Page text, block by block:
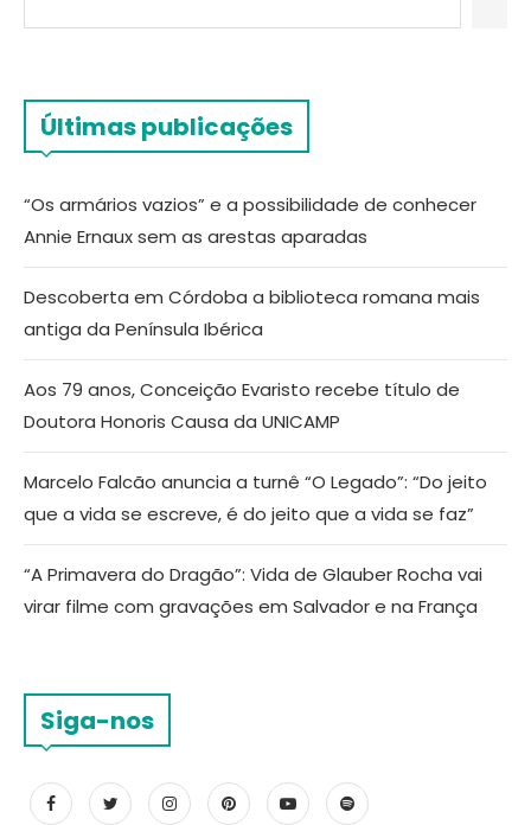
Últimas publicações
“Os armários vazios” e a possibilidade de conhecer
Annie Ernaux sem as arestas aparadas
Descoberta em Córdoba a biblioteca romana mais
antiga da Península Ibérica
Aos 79 anos, Conceição Evaristo recebe título de
Doutora Honoris Causa da UNICAMP
Marcelo Falcão anuncia a turnê “O Legado”: “Do jeito
que a vida se escreve, é do jeito que a vida se faz”
“A Primavera do Dragão”: Vida de Glauber Rocha vai
virar filme com gravações em Salvador e na França
Siga-nos